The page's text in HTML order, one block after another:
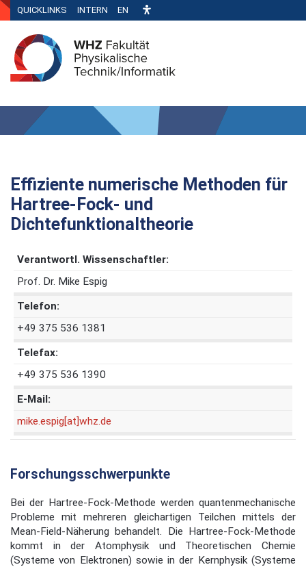
QUICKLINKS INTERN EN
Effiziente numerische Methoden für
Hartree-Fock- und
Dichtefunktionaltheorie
Verantwortl. Wissenschaftler:
Prof. Dr. Mike Espig
Telefon:
+49 375 536 1381
Telefax:
+49 375 536 1390
E-Mail:
mike.espig[at]whz.de
Forschungsschwerpunkte
Bei der Hartree-Fock-Methode werden quantenmechanische
Probleme mit mehreren gleichartigen Teilchen mittels der
Mean-Field-Näherung behandelt. Die Hartree-Fock-Methode
kommt in der Atomphysik und Theoretischen Chemie
(Systeme von Elektronen) sowie in der Kernphysik (Systeme